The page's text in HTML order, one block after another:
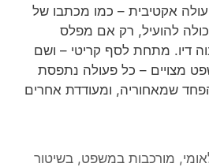
אקטיבית – כמו מכתבו של
להועיל, רק אם מפלס
דיו. מתחת לסף קריטי – ושם
מצויים – כל פעולה נתפסת
שמאחוריה, ומעודדת אחרים
, מורכבות במשפט, בשיטור